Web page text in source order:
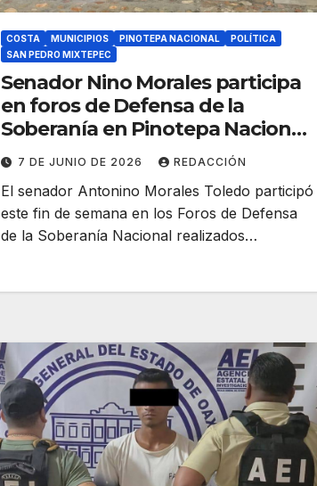
COSTA MUNICIPIOS PINOTEPA NACIONAL
POLÍTICA
SAN PEDRO MIXTEPEC
Senador Nino Morales participa
en foros de Defensa de la
Soberanía en Pinotepa Nacional
y Puerto Escondido
7 DE JUNIO DE 2026 REDACCIÓN
El senador Antonino Morales Toledo participó
este fin de semana en los Foros de Defensa
de la Soberanía Nacional realizados…